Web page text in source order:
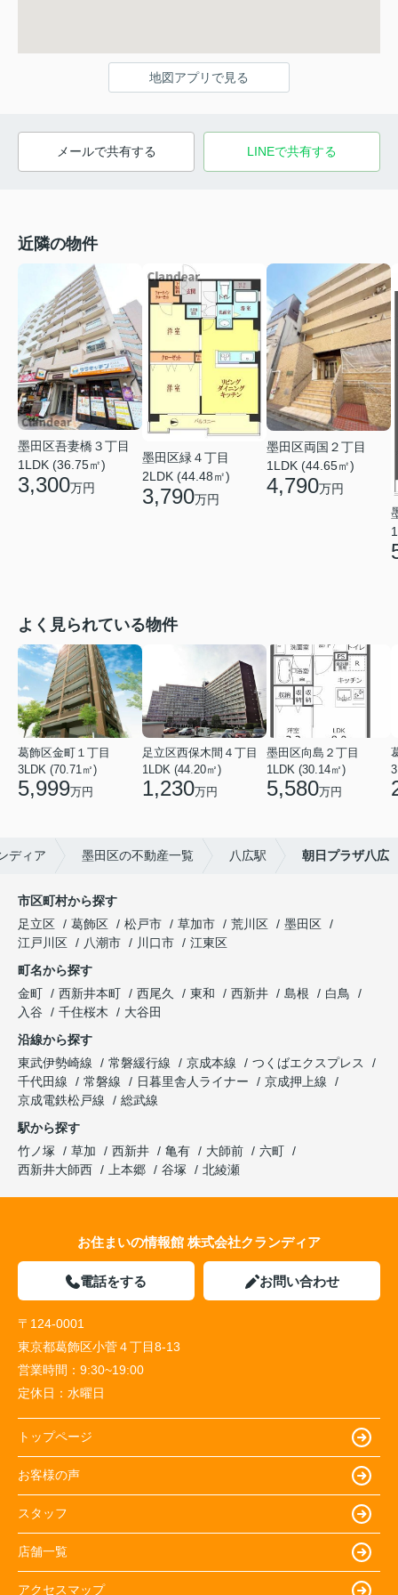
地図アプリで見る
メールで共有する LINEで共有する
近隣の物件
墨田区吾妻橋３丁目
1LDK (36.75㎡)
3,300万円
墨田区緑４丁目
2LDK (44.48㎡)
3,790万円
墨田区両国２丁目
1LDK (44.65㎡)
4,790万円
よく見られている物件
葛飾区金町１丁目
3LDK (70.71㎡)
5,999万円
足立区西保木間４丁目
1LDK (44.20㎡)
1,230万円
墨田区向島２丁目
1LDK (30.14㎡)
5,580万円
ディア 墨田区の不動産一覧 八広駅 朝日プラザ八広
市区町村から探す
足立区
葛飾区 松戸市 草加市 荒川区
墨田区
江戸川区
八潮市 川口市
江東区
町名から探す
金町
西新井本町 西尾久 東和 西新井 島根
白鳥
入谷
千住桜木
大谷田
沿線から探す
東武伊勢崎線
常磐緩行線 京成本線
つくばエクスプレス
千代田線
常磐線 日暮里舎人ライナー
京成押上線
京成電鉄松戸線
総武線
駅から探す
竹ノ塚
草加 西新井 亀有 大師前
六町
西新井大師西
上本郷 谷塚 北綾瀬
お住まいの情報館 株式会社クランディア
電話をする お問い合わせ
〒124-0001
東京都葛飾区小菅４丁目8-13
営業時間： 9:30~19:00
定休日： 水曜日
トップページ
お客様の声
スタッフ
店舗一覧
アクセスマップ